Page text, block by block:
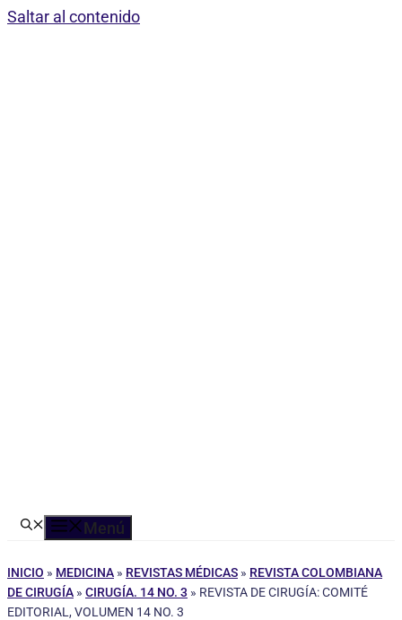
Saltar al contenido
Menú
INICIO » MEDICINA » REVISTAS MÉDICAS » REVISTA COLOMBIANA
DE CIRUGÍA » CIRUGÍA. 14 NO. 3 » REVISTA DE CIRUGÍA: COMITÉ
EDITORIAL, VOLUMEN 14 NO. 3